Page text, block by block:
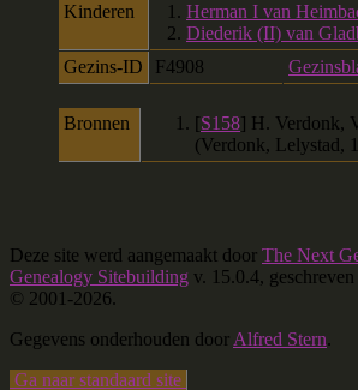
Kinderen
1. Herman I van
2. Diederik (II) van
Gezins-ID
F4908
Bronnen [S158] H. Verdonk,
(Verdonk, Lelystad,
Deze site werd aangemaakt door The Next
Genealogy Sitebuilding v. 15.0.4,
© 2001-2026.
Gegevens onderhouden doorAlfred Stern.
Ga naar standaard site